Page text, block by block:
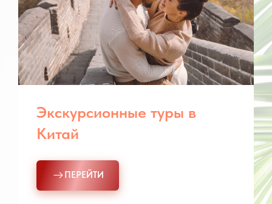
Экскурсионные туры в
Китай
ПЕРЕЙТИ